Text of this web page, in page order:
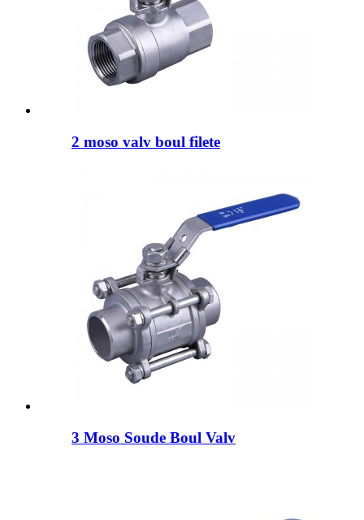
2 moso valv boul filete
3 Moso Soude Boul Valv